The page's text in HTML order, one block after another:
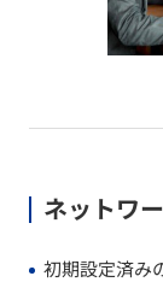
ネットワ
初期設定済み